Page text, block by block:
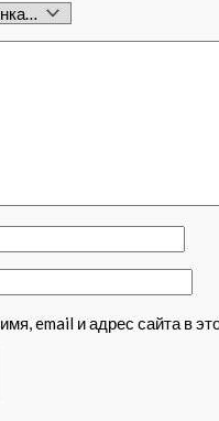
email и адрес сайта в